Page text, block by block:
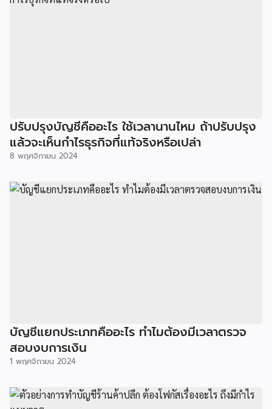
ปรับปรุงบัญชีคืออะไร ใช้เวลานานไหม ถ้าปรับปรุง
แล้วจะเห็นกำไรธุรกิจที่แท้จริงหรือเปล่า
8 พฤศจิกายน 2024
บัญชีแยกประเภทคืออะไร ทำไมต้องมีเวลาตรวจ
สอบงบการเงิน
1 พฤศจิกายน 2024